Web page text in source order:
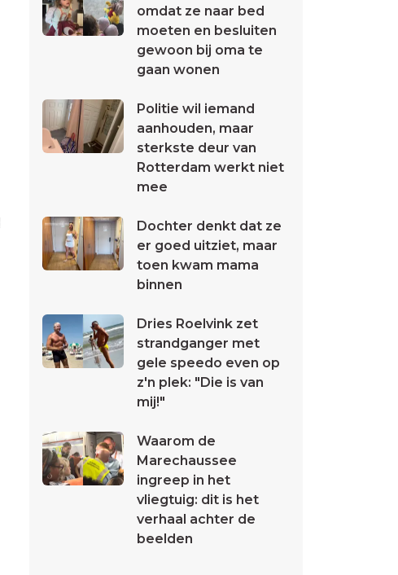
omdat ze naar bed
moeten en besluiten
gewoon bij oma te
gaan wonen
Politie wil iemand
aanhouden, maar
sterkste deur van
Rotterdam werkt niet
mee
Dochter denkt dat ze
er goed uitziet, maar
toen kwam mama
binnen
Dries Roelvink zet
strandganger met
gele speedo even op
z'n plek: "Die is van
mij!"
Waarom de
Marechaussee
ingreep in het
vliegtuig: dit is het
verhaal achter de
beelden